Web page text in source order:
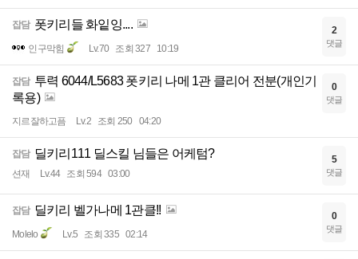
잡담 폿키리들 화잍잉....
인구막힘 Lv.70 조회 327 10:19
2
댓글
잡담 투력 6044/L5683 폿키리 나메 1관 클리어 전분(개인기
록용)
지르잘하고픔 Lv.2 조회 250 04:20
0
댓글
잡담 딜키리111 딜스킬 님들은 어케텀?
션재 Lv.44 조회 594 03:00
5
댓글
잡담 딜키리 벨가나메 1관클!!
Molelo Lv.5 조회 335 02:14
0
댓글